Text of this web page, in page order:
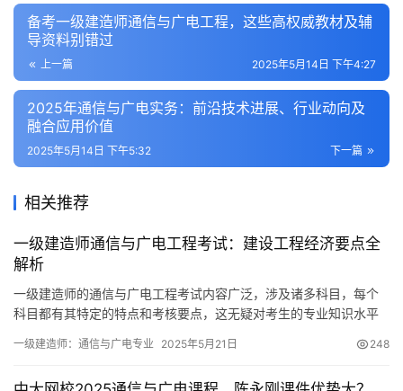
备考一级建造师通信与广电工程，这些高权威教材及辅
导资料别错过
上一篇 2025年5月14日 下午4:27
2025年通信与广电实务：前沿技术进展、行业动向及
融合应用价值
下一篇
2025年5月14日 下午5:32
相关推荐
一级建造师通信与广电工程考试：建设工程经济要点全
解析
一级建造师的通信与广电工程考试内容广泛，涉及诸多科目，每个
科目都有其特定的特点和考核要点，这无疑对考生的专业知识水平
一级建造师：通信与广电专业 2025年5月21日 248